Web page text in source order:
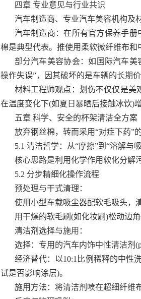
四章 专业意见与行业共识
汽车制造商、专业汽车美容机构及
汽车制造商：在所有官方保养手册
棉是典型代表。推使用柔软微纤维布和
部分汽车美容协会：如国际汽车
操作失误”，因其破坏的是车辆的长期价
材料工程师观点：划伤不仅仅是美
在温度变化下(如夏日暴晒后接触冰饮)
五章 科学、安全的杯架清洁全方案
放弃钢丝棉，转而采用“对症下药”
5.1 清洁哲学：从“摩擦”到“溶解与
核心思路是利用化学作用软化分解
5.2 分步精细化操作流程
预处理与干式清理：
使用小型车载吸尘器配软毛吸头，
用干燥的软毛刷(如化妆刷)松动边角
清洁剂选择与施用：
选择：专用的汽车内饰中性清洁剂
经济替代：以10:1比例稀释的中性
试是否影响涂层)。
施用方法：将清洁剂喷在超细纤维